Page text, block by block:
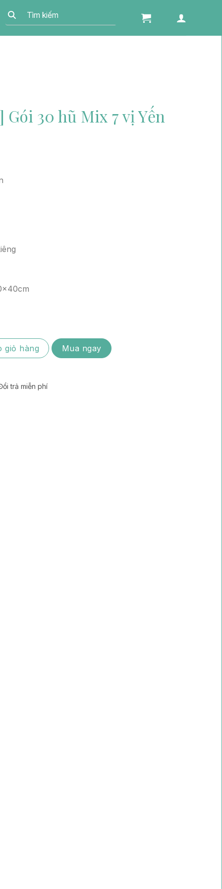
30 hũ Mix 7 vị Yến
vị Yến số lượng
giỏ hàng Mua ngay
trả miễn phí